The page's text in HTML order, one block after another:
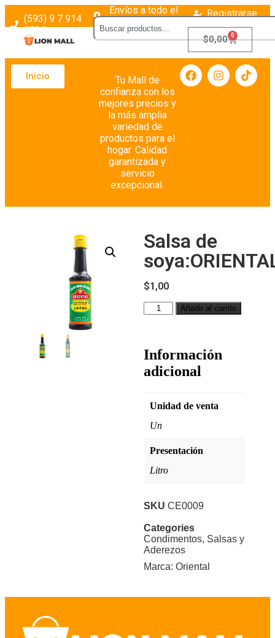
(593) 9 7 914
4526
Envíos a todo el
Registrarse
Login
$0,00 0
Inicio
Tu Mall de
confianza con los
mejores precios y
la más amplia
variedad de
productos para el
hogar. Calidad
garantizada y
servicio
excepcional.
Salsa de
$1,00
Añadir al carrito
Información
adicional
Unidad de venta
Un
Presentación
Litro
SKU CE0009
Categories
Condimentos, Salsas y
Aderezos
Marca: Oriental